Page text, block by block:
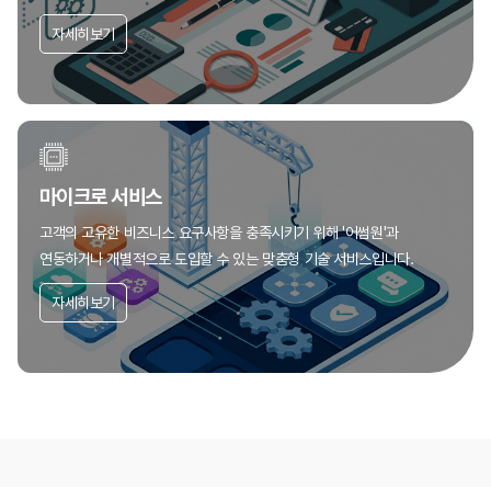
자세히보기
마이크로 서비스
고객의 고유한 비즈니스 요구사항을 충족시키기 위해'어썸원'과
연동하거나 개별적으로 도입할 수 있는 맞춤형 기술 서비스입니다.
자세히보기